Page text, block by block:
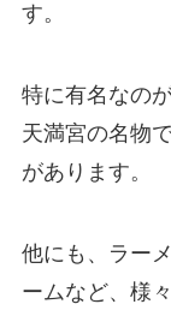
す。
特に有名なの
天満宮の名物
があります。
他にも、ラー
ームなど、様